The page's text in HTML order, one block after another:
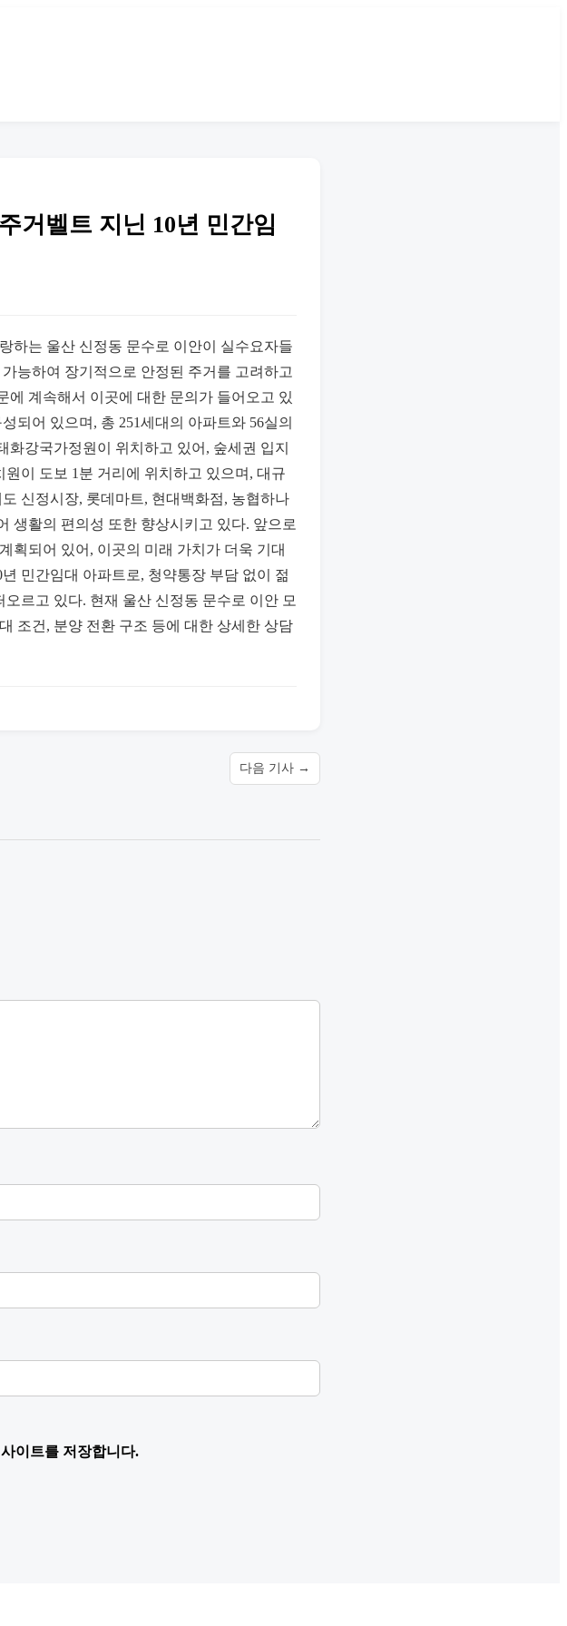
거벨트 지닌 10년 민간임
하는 울산 신정동 문수로 이안이 실수요자들
능하여 장기적으로 안정된 주거를 고려하고
에 계속해서 이곳에 대한 문의가 들어오고 있
되어 있으며, 총 251세대의 아파트와 56실의
강국가정원이 위치하고 있어, 숲세권 입지
이 도보 1분 거리에 위치하고 있으며, 대규
신정시장, 롯데마트, 현대백화점, 농협하나
생활의 편의성 또한 향상시키고 있다. 앞으로
획되어 있어, 이곳의 미래 가치가 더욱 기대
민간임대 아파트로, 청약통장 부담 없이 젊
르고 있다. 현재 울산 신정동 문수로 이안 모
조건, 분양 전환 구조 등에 대한 상세한 상담
다음 기사 →
이트를 저장합니다.